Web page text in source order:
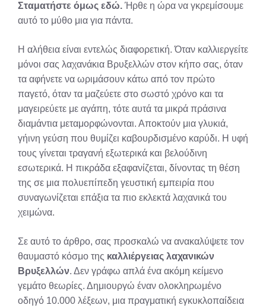
Σταματήστε όμως εδώ. Ήρθε η ώρα να γκρεμίσουμε
αυτό το μύθο μια για πάντα.
Η αλήθεια είναι εντελώς διαφορετική. Όταν καλλιεργείτε
μόνοι σας λαχανάκια Βρυξελλών στον κήπο σας, όταν
τα αφήνετε να ωριμάσουν κάτω από τον πρώτο
παγετό, όταν τα μαζεύετε στο σωστό χρόνο και τα
μαγειρεύετε με αγάπη, τότε αυτά τα μικρά πράσινα
διαμάντια μεταμορφώνονται. Αποκτούν μια γλυκιά,
γήινη γεύση που θυμίζει καβουρδισμένο καρύδι. Η υφή
τους γίνεται τραγανή εξωτερικά και βελούδινη
εσωτερικά. Η πικράδα εξαφανίζεται, δίνοντας τη θέση
της σε μια πολυεπίπεδη γευστική εμπειρία που
συναγωνίζεται επάξια τα πιο εκλεκτά λαχανικά του
χειμώνα.
Σε αυτό το άρθρο, σας προσκαλώ να ανακαλύψετε τον
θαυμαστό κόσμο της καλλιέργειας λαχανικών
Βρυξελλών. Δεν γράφω απλά ένα ακόμη κείμενο
γεμάτο θεωρίες. Δημιουργώ έναν ολοκληρωμένο
οδηγό 10.000 λέξεων, μια πραγματική εγκυκλοπαίδεια